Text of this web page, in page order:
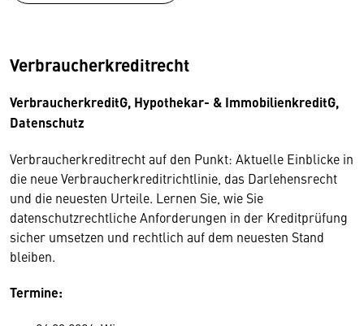
Verbraucherkredit­recht
VerbraucherkreditG, Hypothekar- & ImmobilienkreditG,
Datenschutz
Verbraucherkreditrecht auf den Punkt: Aktuelle Einblicke in
die neue Verbraucherkreditrichtlinie, das Darlehensrecht
und die neuesten Urteile. Lernen Sie, wie Sie
datenschutzrechtliche Anforderungen in der Kreditprüfung
sicher umsetzen und rechtlich auf dem neuesten Stand
bleiben.
Termine: